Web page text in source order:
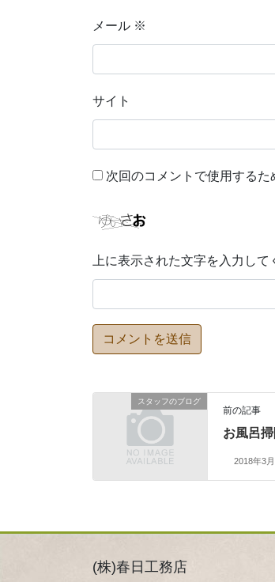
メール ※
サイト
次回のコメントで使用するた
上に表示された文字を入力して
スタッフのブログ
前の記事
お風呂
2018年3
(株)春日工務店